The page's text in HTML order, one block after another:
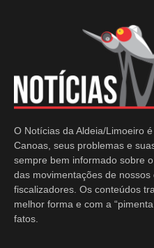
O Notícias da Aldeia/Limoeiro
Canoas, seus problemas e
sempre bem informado sobre
das movimentações de
fiscalizadores. Os conteúdos
melhor forma e com a
fatos.